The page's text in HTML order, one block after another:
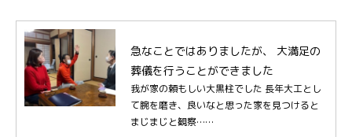
急なことではありましたが、 大満足の
葬儀を行うことができました
我が家の頼もしい大黒柱でした 長年大工とし
て腕を磨き、良いなと思った家を見つけると
まじまじと観察……